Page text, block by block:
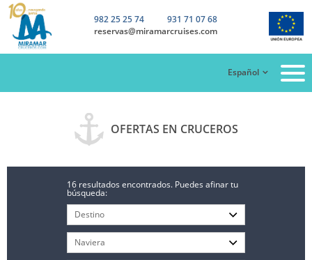
982 25 25 74
931 71 07 68
reservas@miramarcruises.com
Español
OFERTAS EN CRUCEROS
16 resultados encontrados. Puedes afinar tu
búsqueda: